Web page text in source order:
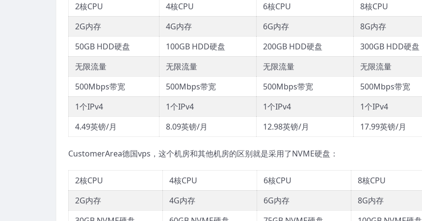
2核CPU 4核CPU 6核CPU
8核CPU
2G内存
4G内存 6G内存
8G内存
50GB HDD硬盘
100GB HDD硬盘 200GB HDD硬盘
300GB HDD硬盘
无限流量
无限流量 无限流量
无限流量
500Mbps带宽
500Mbps带宽 500Mbps带宽
500Mbps带宽
1个IPv4
1个IPv4 1个IPv4
1个IPv4
4.49英镑/月
8.09英镑/月 12.98英镑/月 17.99英镑/月
CustomerArea德国vps，这个机房和其他机房的区别就是采用了NVME硬盘：
2核CPU 4核CPU 6核CPU
8核CPU
2G内存
4G内存 6G内存
8G内存